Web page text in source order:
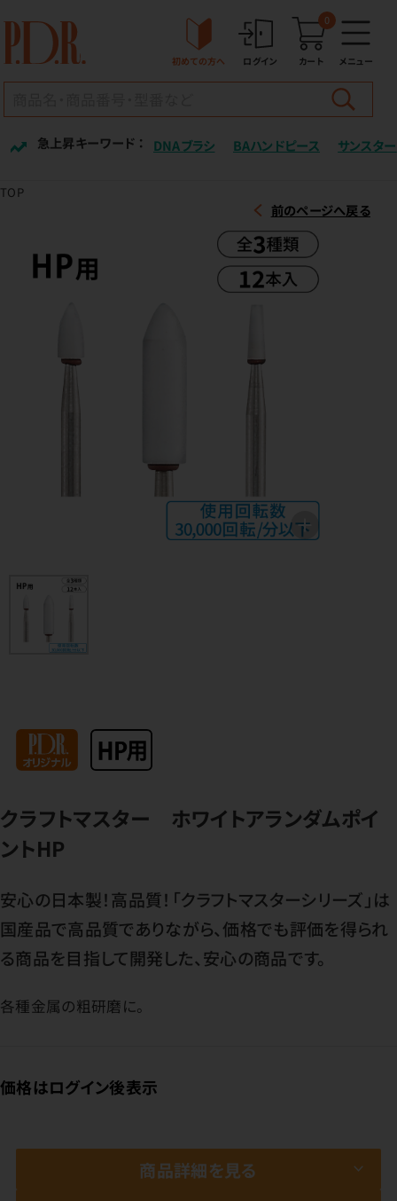
初めての方へ ログイン カート
0
メニュー
急上昇キーワード ： DNAブラシ BAハンドピース サンスター
TOP
前のページへ戻る
クラフトマスター ホワイトアランダムポイ
ントHP
安心の日本製！高品質！「クラフトマスターシリーズ」は
国産品で高品質でありながら、価格でも評価を得られ
る商品を目指して開発した、安心の商品です。
各種金属の粗研磨に。
価格はログイン後表示
商品詳細を見る